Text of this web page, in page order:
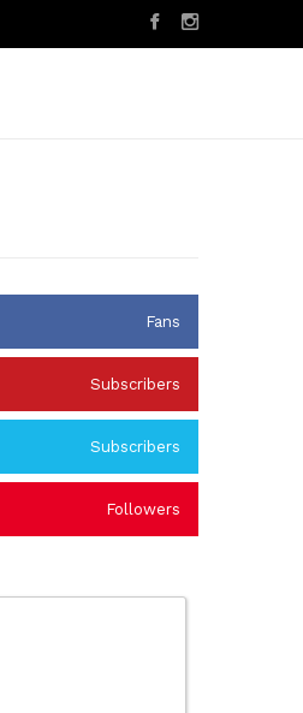
Fans
Subscribers
Subscribers
Followers